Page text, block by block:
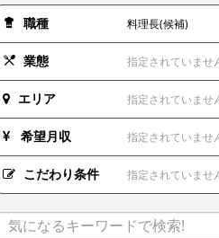
職種 料理長(候補)
業態 指定されていませ
エリア 指定されていませ
希望月収 指定されていませ
こだわり条件 指定されていませ